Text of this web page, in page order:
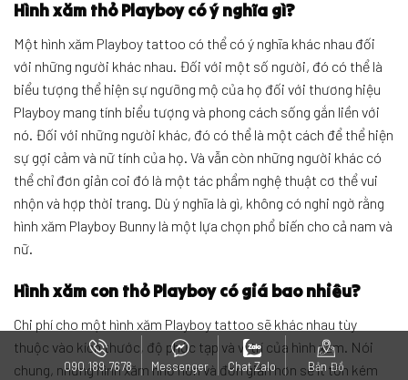
090.189.7678 Messenger Chat Zalo Bản Đồ
Hình xăm thỏ Playboy có ý nghĩa gì?
Một hình xăm Playboy tattoo có thể có ý nghĩa khác nhau đối
với những người khác nhau. Đối với một số người, đó có thể là
biểu tượng thể hiện sự ngưỡng mộ của họ đối với thương hiệu
Playboy mang tính biểu tượng và phong cách sống gắn liền với
nó. Đối với những người khác, đó có thể là một cách để thể hiện
sự gợi cảm và nữ tính của họ. Và vẫn còn những người khác có
thể chỉ đơn giản coi đó là một tác phẩm nghệ thuật cơ thể vui
nhộn và hợp thời trang. Dù ý nghĩa là gì, không có nghi ngờ rằng
hình xăm Playboy Bunny là một lựa chọn phổ biến cho cả nam và
nữ.
Hình xăm con thỏ Playboy có giá bao nhiêu?
Chi phí cho một hình xăm Playboy tattoo sẽ khác nhau tùy
thuộc vào kích thước, độ phức tạp và vị trí của hình xăm. Nói
chung, những hình xăm nhỏ hơn và đơn giản hơn sẽ ít tốn kém